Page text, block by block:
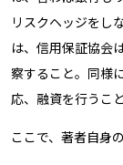
リスクヘッジをし
は、信用保証協会
察すること。同様
応、融資を行うこ
ここで、著者自身